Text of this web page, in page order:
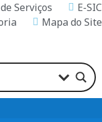
Serviços
E-SIC
Mapa do Site